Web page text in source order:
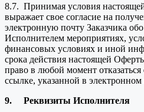
8.7. Принимая условия
выражает свое согласие на
электронную почту Заказчика
Исполнителем мероприятиях,
финансовых условиях и иной
срока действия настоящей
право в любой момент
ссылке, указанной в электронном
9. Реквизиты Исполнителя